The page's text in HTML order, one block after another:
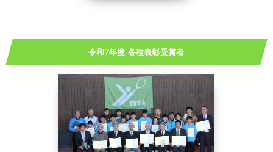
令和7年度 各種表彰受賞者